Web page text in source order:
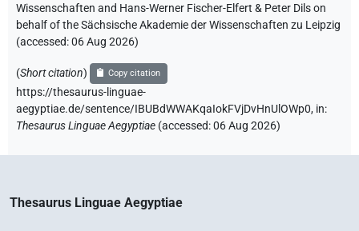
Wissenschaften and Hans-Werner Fischer-Elfert & Peter Dils on
behalf of the Sächsische Akademie der Wissenschaften zu Leipzig
(accessed:06 Aug 2026)
(Short citation) Copy citation
https://thesaurus-linguae-
aegyptiae.de/sentence/IBUBdWWAKqaIokFVjDvHnUlOWp0, in:
Thesaurus Linguae Aegyptiae (accessed:06 Aug 2026)
Thesaurus Linguae Aegyptiae